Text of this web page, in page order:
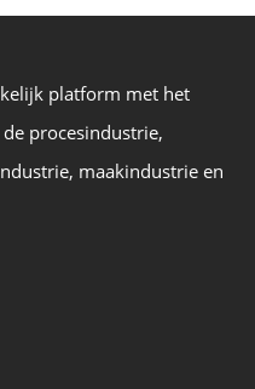
platform met het
procesindustrie,
maakindustrie en